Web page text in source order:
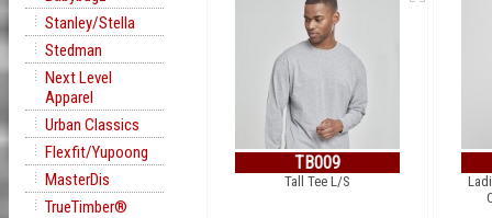
Stanley/Stella
Stedman
Next Level
Apparel
Urban Classics
Flexfit/Yupoong
MasterDis
TrueTimber®
TB009
Tall Tee L/S